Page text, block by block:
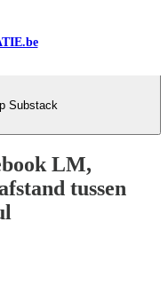
Substack
LM,
tussen